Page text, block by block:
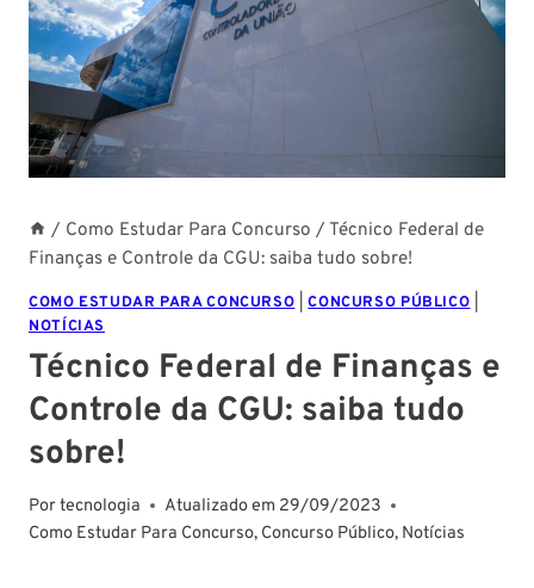
/ Como Estudar Para Concurso / Técnico Federal de
Finanças e Controle da CGU: saiba tudo sobre!
COMO ESTUDAR PARA CONCURSO|CONCURSO PÚBLICO|
NOTÍCIAS
Técnico Federal de Finanças e
Controle da CGU: saiba tudo
sobre!
Portecnologia Atualizado em 29/09/2023
Como Estudar Para Concurso, Concurso Público, Notícias